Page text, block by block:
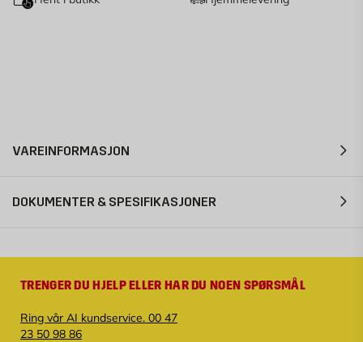
VAREINFORMASJON
DOKUMENTER & SPESIFIKASJONER
TRENGER DU HJELP ELLER HAR DU NOEN SPØRSMÅL
Ring vår AI kundservice. 00 47
23 50 98 86